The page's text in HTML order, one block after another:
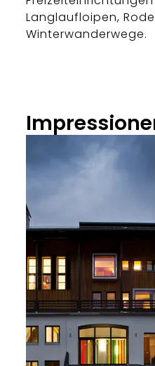
Langlaufloipen,
Winterwanderwege.